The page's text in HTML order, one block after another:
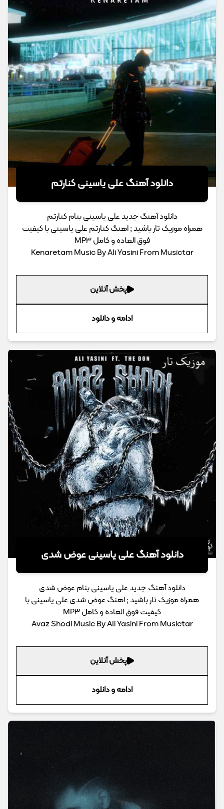
دانلود آهنگ علی یاسینی کنارتم
دانلود آهنگ جدید علی یاسینی بنام کنارتم
همراه موزیک تار باشید ; اهنگ کنارتم علی یاسینی با کیفیت
فوق العاده و کامل MP3
Kenaretam Music By Ali Yasini From Musictar
پخش آنلاین
ادامه و دانلود
دانلود آهنگ علی یاسینی عوض شدی
دانلود آهنگ جدید علی یاسینی بنام عوض شدی
همراه موزیک تار باشید ; اهنگ عوض شدی علی یاسینی با
کیفیت فوق العاده و کامل MP3
Avaz Shodi Music By Ali Yasini From Musictar
پخش آنلاین
ادامه و دانلود